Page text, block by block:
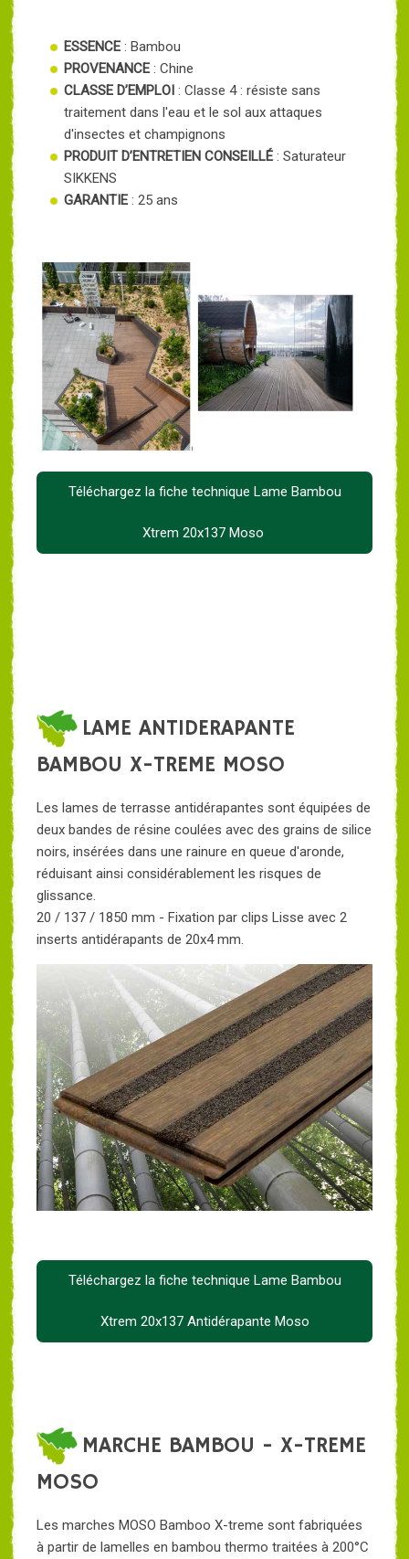
ESSENCE : Bambou
PROVENANCE : Chine
CLASSE D’EMPLOI : Classe 4 : résiste sans
traitement dans l'eau et le sol aux attaques
d'insectes et champignons
PRODUIT D’ENTRETIEN CONSEILLÉ : Saturateur
SIKKENS
GARANTIE : 25 ans
Téléchargez la fiche technique Lame Bambou
Xtrem 20x137 Moso
LAME ANTIDERAPANTE
BAMBOU X-TREME MOSO
Les lames de terrasse antidérapantes sont équipées de
deux bandes de résine coulées avec des grains de silice
noirs, insérées dans une rainure en queue d'aronde,
réduisant ainsi considérablement les risques de
glissance.
20 / 137 / 1850 mm - Fixation par clips Lisse avec 2
inserts antidérapants de 20x4 mm.
Téléchargez la fiche technique Lame Bambou
Xtrem 20x137 Antidérapante Moso
MARCHE BAMBOU - X-TREME
MOSO
Les marches MOSO Bamboo X-treme sont fabriquées
à partir de lamelles en bambou thermo traitées à 200°C